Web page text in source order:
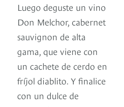
Luego deguste un vino
Don Melchor, cabernet
sauvignon de alta
gama, que viene con
un cachete de cerdo en
fríjol diablito. Y finalice
con un dulce de